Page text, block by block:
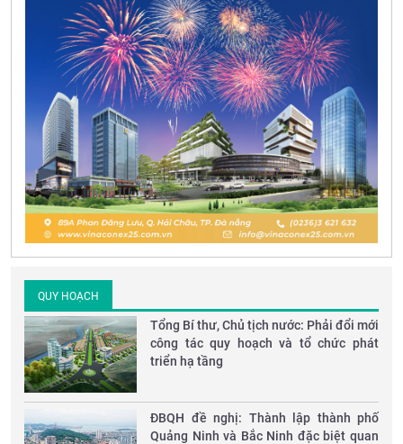
QUY HOẠCH
Tổng Bí thư, Chủ tịch nước: Phải đổi mới
công tác quy hoạch và tổ chức phát
triển hạ tầng
ĐBQH đề nghị: Thành lập thành phố
Quảng Ninh và Bắc Ninh đặc biệt quan